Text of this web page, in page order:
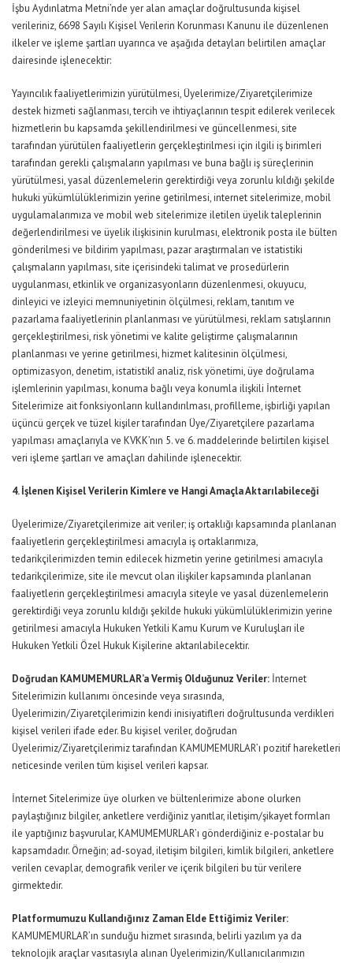
İşbu Aydınlatma Metni’nde yer alan amaçlar doğrultusunda kişisel
verileriniz, 6698 Sayılı Kişisel Verilerin Korunması Kanunu ile düzenlenen
ilkeler ve işleme şartları uyarınca ve aşağıda detayları belirtilen amaçlar
dairesinde işlenecektir:
Yayıncılık faaliyetlerimizin yürütülmesi, Üyelerimize/Ziyaretçilerimize
destek hizmeti sağlanması, tercih ve ihtiyaçlarının tespit edilerek verilecek
hizmetlerin bu kapsamda şekillendirilmesi ve güncellenmesi, site
tarafından yürütülen faaliyetlerin gerçekleştirilmesi için ilgili iş birimleri
tarafından gerekli çalışmaların yapılması ve buna bağlı iş süreçlerinin
yürütülmesi, yasal düzenlemelerin gerektirdiği veya zorunlu kıldığı şekilde
hukuki yükümlülüklerimizin yerine getirilmesi, internet sitelerimize, mobil
uygulamalarımıza ve mobil web sitelerimize iletilen üyelik taleplerinin
değerlendirilmesi ve üyelik ilişkisinin kurulması, elektronik posta ile bülten
gönderilmesi ve bildirim yapılması, pazar araştırmaları ve istatistiki
çalışmaların yapılması, site içerisindeki talimat ve prosedürlerin
uygulanması, etkinlik ve organizasyonların düzenlenmesi, okuyucu,
dinleyici ve izleyici memnuniyetinin ölçülmesi, reklam, tanıtım ve
pazarlama faaliyetlerinin planlanması ve yürütülmesi, reklam satışlarının
gerçekleştirilmesi, risk yönetimi ve kalite geliştirme çalışmalarının
planlanması ve yerine getirilmesi, hizmet kalitesinin ölçülmesi,
optimizasyon, denetim, istatistikî analiz, risk yönetimi, üye doğrulama
işlemlerinin yapılması, konuma bağlı veya konumla ilişkili İnternet
Sitelerimize ait fonksiyonların kullandırılması, profilleme, işbirliği yapılan
üçüncü gerçek ve tüzel kişiler tarafından Üye/Ziyaretçilere pazarlama
yapılması amaçlarıyla ve KVKK’nın 5. ve 6. maddelerinde belirtilen kişisel
veri işleme şartları ve amaçları dahilinde işlenecektir.
4. İşlenen Kişisel Verilerin Kimlere ve Hangi Amaçla Aktarılabileceği
Üyelerimize/Ziyaretçilerimize ait veriler; iş ortaklığı kapsamında planlanan
faaliyetlerin gerçekleştirilmesi amacıyla iş ortaklarımıza,
tedarikçilerimizden temin edilecek hizmetin yerine getirilmesi amacıyla
tedarikçilerimize, site ile mevcut olan ilişkiler kapsamında planlanan
faaliyetlerin gerçekleştirilmesi amacıyla siteyle ve yasal düzenlemelerin
gerektirdiği veya zorunlu kıldığı şekilde hukuki yükümlülüklerimizin yerine
getirilmesi amacıyla Hukuken Yetkili Kamu Kurum ve Kuruluşları ile
Hukuken Yetkili Özel Hukuk Kişilerine aktarılabilecektir.
Doğrudan KAMUMEMURLAR’a Vermiş Olduğunuz Veriler: İnternet
Sitelerimizin kullanımı öncesinde veya sırasında,
Üyelerimizin/Ziyaretçilerimizin kendi inisiyatifleri doğrultusunda verdikleri
kişisel verileri ifade eder. Bu kişisel veriler, doğrudan
Üyelerimiz/Ziyaretçilerimiz tarafından KAMUMEMURLAR’ı pozitif hareketleri
neticesinde verilen tüm kişisel verileri kapsar.
İnternet Sitelerimize üye olurken ve bültenlerimize abone olurken
paylaştığınız bilgiler, anketlere verdiğiniz yanıtlar, iletişim/şikayet formları
ile yaptığınız başvurular, KAMUMEMURLAR’ı gönderdiğiniz e-postalar bu
kapsamdadır. Örneğin; ad-soyad, iletişim bilgileri, kimlik bilgileri, anketlere
verilen cevaplar, demografik veriler ve içerik bilgileri bu tür verilere
girmektedir.
Platformumuzu Kullandığınız Zaman Elde Ettiğimiz Veriler:
KAMUMEMURLAR’ın sunduğu hizmet sırasında, belirli yazılım ya da
teknolojik araçlar vasıtasıyla alınan Üyelerimizin/Kullanıcılarımızın